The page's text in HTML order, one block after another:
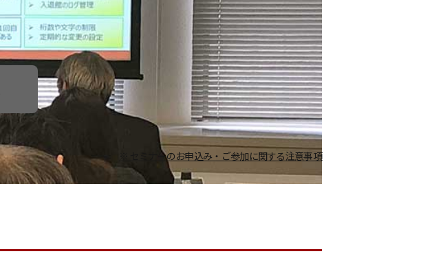
※ セミナーのお申込み・ご参加に関する注意事項